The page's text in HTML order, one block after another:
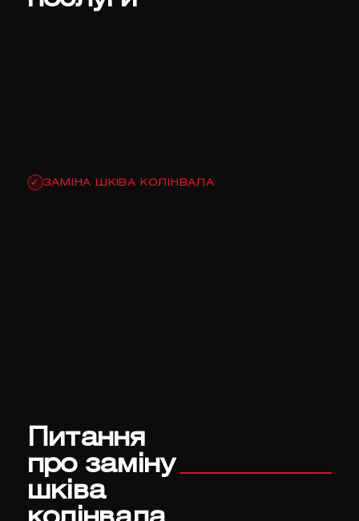
✓ ЗАМІНА ШКІВА КОЛІНВАЛА
Питання
про заміну
шківа